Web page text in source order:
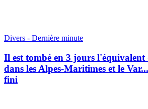
Divers - Dernière minute
Il est tombé en 3 jours l'équivalent
dans les Alpes-Maritimes et le
fini